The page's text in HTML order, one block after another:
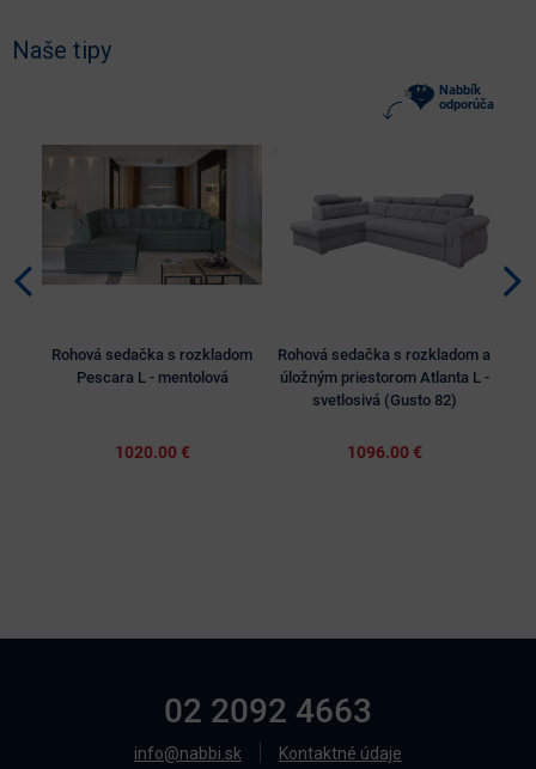
Naše tipy
Rohová sedačka s rozkladom
Pescara L - mentolová
1020.00 €
Nabbík
odporúča
Rohová sedačka s rozkladom a
úložným priestorom Atlanta L -
svetlosivá (Gusto 82)
1096.00 €
02 2092 4663
info@nabbi.sk Kontaktné údaje